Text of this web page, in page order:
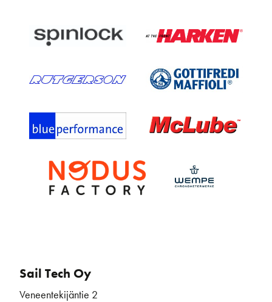
Sail Tech Oy
Veneentekijäntie 2